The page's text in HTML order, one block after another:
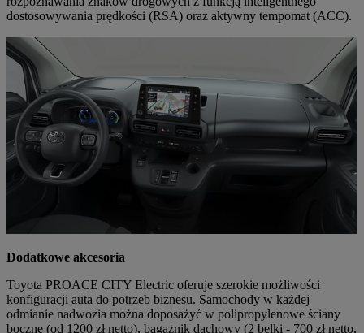
dostosowywania prędkości (RSA) oraz aktywny tempomat (ACC).
Dodatkowe akcesoria
Toyota PROACE CITY Electric oferuje szerokie możliwości
konfiguracji auta do potrzeb biznesu. Samochody w każdej
odmianie nadwozia można doposażyć w polipropylenowe ściany
boczne (od 1200 zł netto), bagażnik dachowy (2 belki - 700 zł netto,